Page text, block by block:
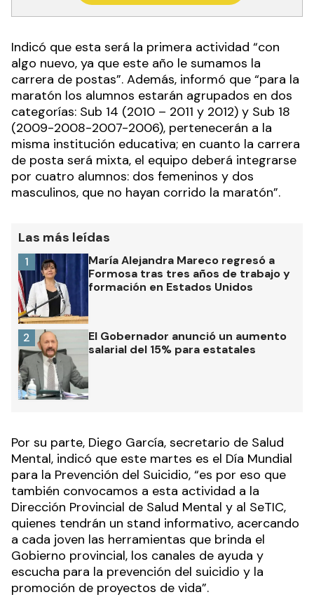
Indicó que esta será la primera actividad “con
algo nuevo, ya que este año le sumamos la
carrera de postas”. Además, informó que “para la
maratón los alumnos estarán agrupados en dos
categorías: Sub 14 (2010 – 2011 y 2012) y Sub 18
(2009-2008-2007-2006), pertenecerán a la
misma institución educativa; en cuanto la carrera
de posta será mixta, el equipo deberá integrarse
por cuatro alumnos: dos femeninos y dos
masculinos, que no hayan corrido la maratón”.
Las más leídas
María Alejandra Mareco regresó a
Formosa tras tres años de trabajo y
formación en Estados Unidos
1
El Gobernador anunció un aumento
salarial del 15% para estatales
2
Por su parte, Diego García, secretario de Salud
Mental, indicó que este martes es el Día Mundial
para la Prevención del Suicidio, “es por eso que
también convocamos a esta actividad a la
Dirección Provincial de Salud Mental y al SeTIC,
quienes tendrán un stand informativo, acercando
a cada joven las herramientas que brinda el
Gobierno provincial, los canales de ayuda y
escucha para la prevención del suicidio y la
promoción de proyectos de vida”.